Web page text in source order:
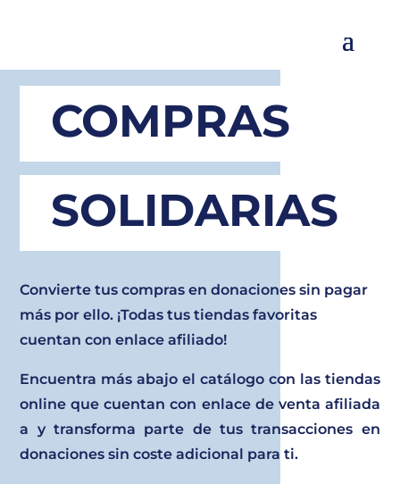
COMPRAS
SOLIDARIAS
Convierte tus compras en donaciones sin pagar
más por ello. ¡Todas tus tiendas favoritas
cuentan con enlace afiliado!
Encuentra más abajo el catálogo con las tiendas
online que cuentan con enlace de venta afiliada
a y transforma parte de tus transacciones en
donaciones sin coste adicional para ti.